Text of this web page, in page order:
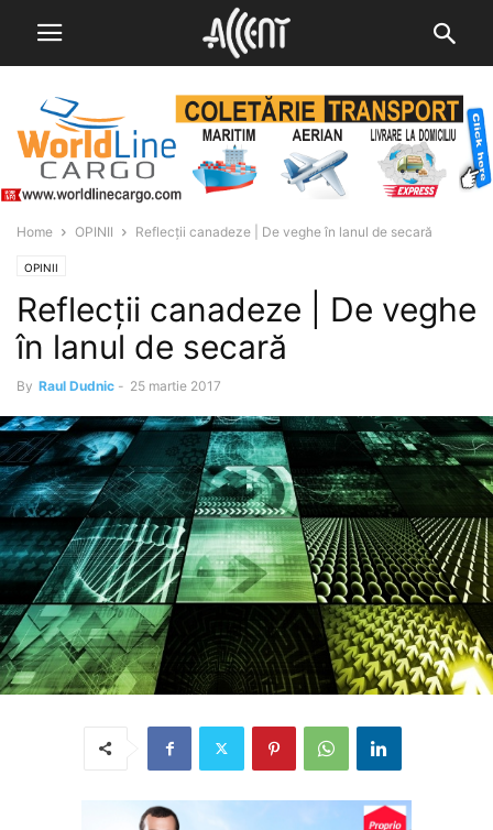
Home OPINII Reflecții canadeze | De veghe în lanul de secară
OPINII
Reflecții canadeze | De veghe
în lanul de secară
By Raul Dudnic - 25 martie 2017